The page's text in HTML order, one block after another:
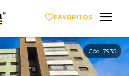
FAVORITOS
Cód. 7935